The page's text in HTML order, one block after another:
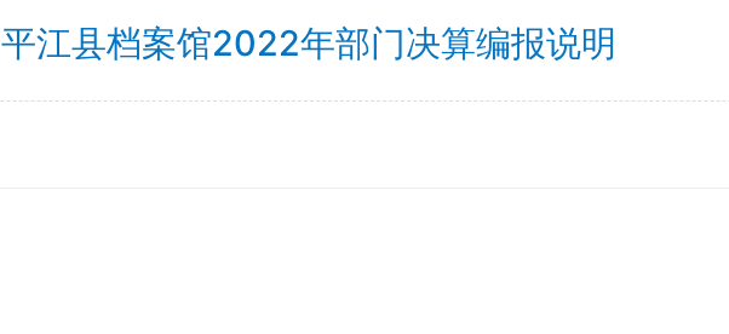
平江县档案馆2022年部门决算编报说明